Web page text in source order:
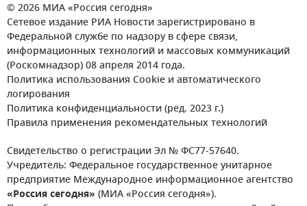
© 2026 МИА «Россия сегодня»
Сетевое издание РИА Новости зарегистрировано в
Федеральной службе по надзору в сфере связи,
информационных технологий и массовых коммуникаций
(Роскомнадзор) 08 апреля 2014 года.
Политика использования Cookie и автоматического
логирования
Политика конфиденциальности (ред. 2023 г.)
Правила применения рекомендательных технологий
Свидетельство о регистрации Эл № ФС77-57640.
Учредитель: Федеральное государственное унитарное
предприятие Международное информационное агентство
«Россия сегодня» (МИА «Россия сегодня»).